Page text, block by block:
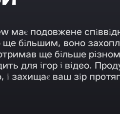
подовжене
більшим, воно
ще більше
для ігор і відео.
і захищає ваш зір